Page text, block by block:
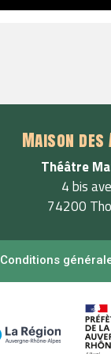
Maison
Théâtre
4 bis
74200
Conditions